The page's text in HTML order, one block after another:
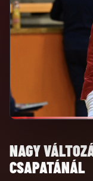
NAGY
CSAPATÁNÁL